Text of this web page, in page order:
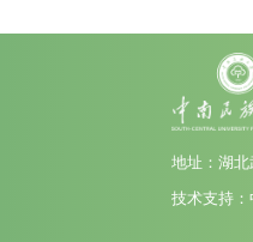
地址：湖
技术支持